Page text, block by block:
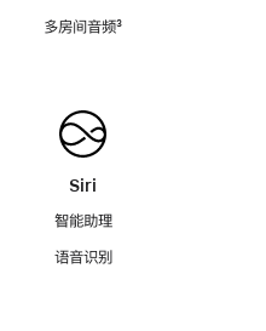
多房间音频脚
³
Siri
智能助理
语音识别